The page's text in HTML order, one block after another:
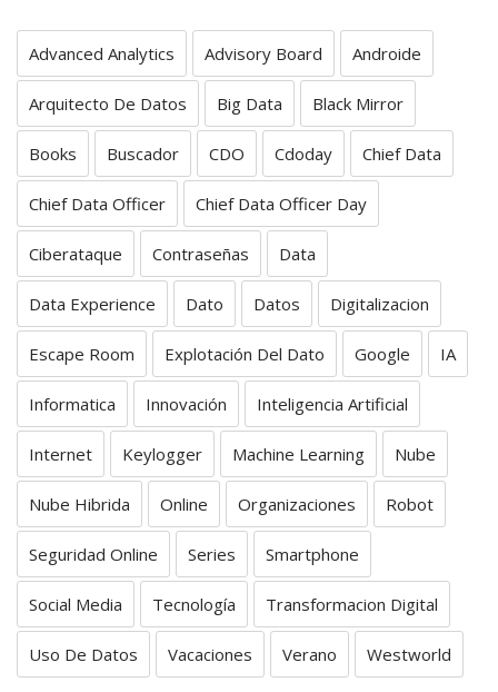
Advanced Analytics Advisory Board Androide
Arquitecto De Datos Big Data Black Mirror
Books Buscador CDO Cdoday Chief Data
Chief Data Officer Chief Data Officer Day
Ciberataque Contraseñas Data
Data Experience Dato Datos Digitalizacion
Escape Room Explotación Del Dato Google IA
Informatica Innovación Inteligencia Artificial
Internet Keylogger Machine Learning Nube
Nube Hibrida Online Organizaciones Robot
Seguridad Online Series Smartphone
Social Media Tecnología Transformacion Digital
Uso De Datos Vacaciones Verano Westworld